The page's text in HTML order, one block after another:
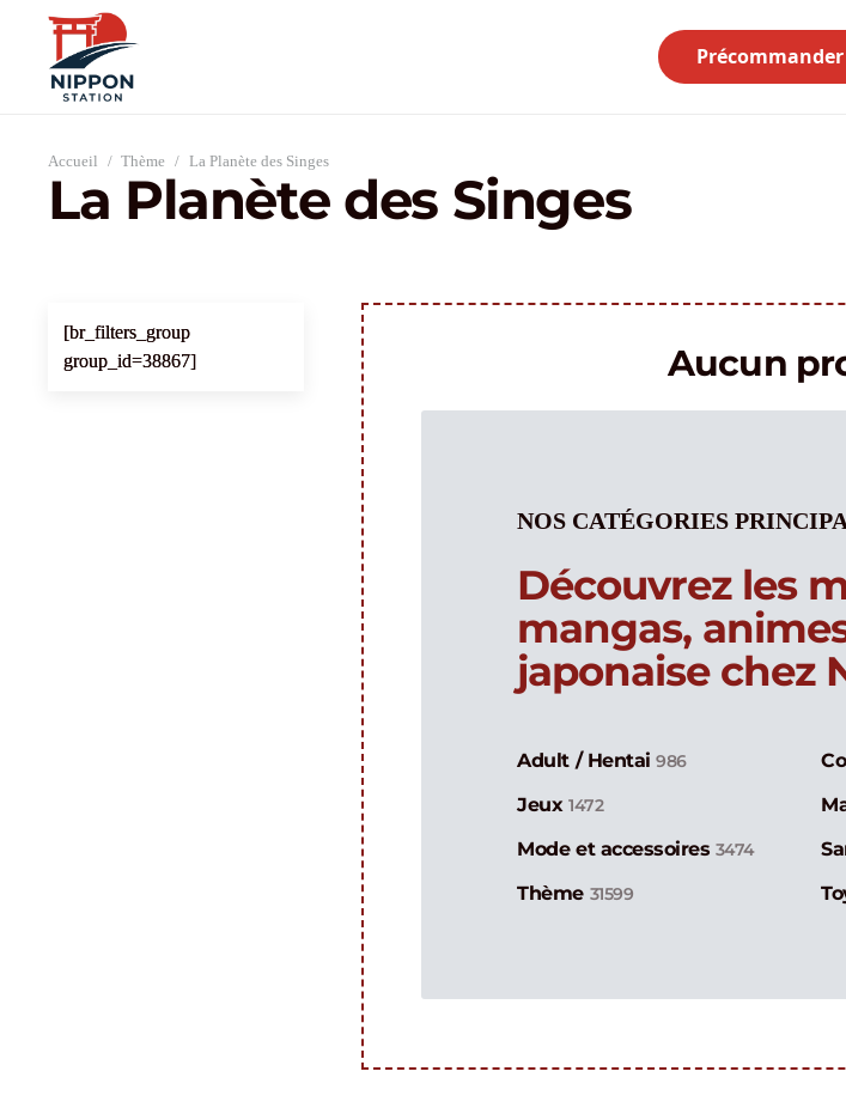
Précommander
Accueil / Thème / La Planète des Singes
La Planète des Singes
[br_filters_group
group_id=38867]
Aucun
NOS CATÉGORIES
Découvrez les
mangas,
japonaise chez
Adult / Hentai986
Jeux 1472
Mode et accessoires 3474
Thème 31599